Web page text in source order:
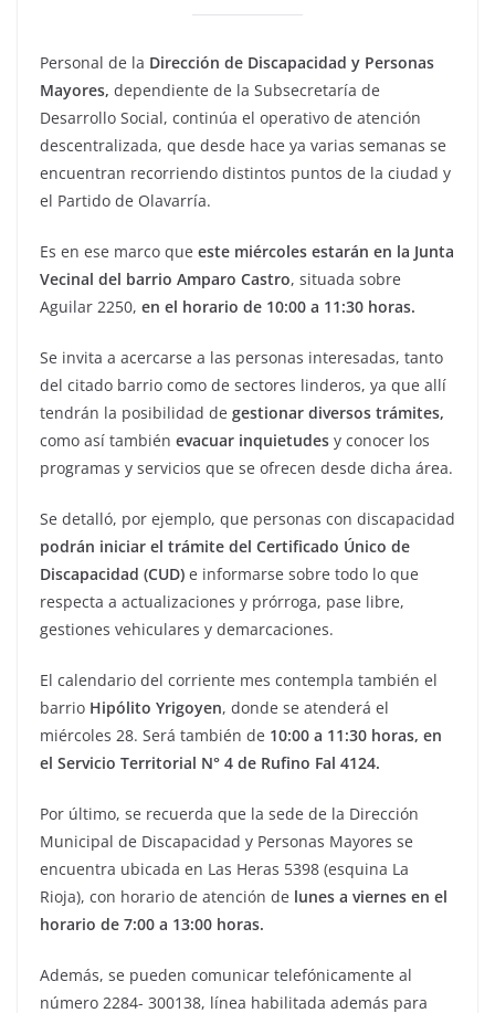
Personal de la Dirección de Discapacidad y Personas
Mayores, dependiente de la Subsecretaría de
Desarrollo Social, continúa el operativo de atención
descentralizada, que desde hace ya varias semanas se
encuentran recorriendo distintos puntos de la ciudad y
el Partido de Olavarría.
Es en ese marco que este miércoles estarán en la Junta
Vecinal del barrio Amparo Castro, situada sobre
Aguilar 2250, en el horario de 10:00 a 11:30 horas.
Se invita a acercarse a las personas interesadas, tanto
del citado barrio como de sectores linderos, ya que allí
tendrán la posibilidad de gestionar diversos trámites,
como así también evacuar inquietudes y conocer los
programas y servicios que se ofrecen desde dicha área.
Se detalló, por ejemplo, que personas con discapacidad
podrán iniciar el trámite del Certificado Único de
Discapacidad (CUD) e informarse sobre todo lo que
respecta a actualizaciones y prórroga, pase libre,
gestiones vehiculares y demarcaciones.
El calendario del corriente mes contempla también el
barrio Hipólito Yrigoyen, donde se atenderá el
miércoles 28. Será también de 10:00 a 11:30 horas, en
el Servicio Territorial N° 4 de Rufino Fal 4124.
Por último, se recuerda que la sede de la Dirección
Municipal de Discapacidad y Personas Mayores se
encuentra ubicada en Las Heras 5398 (esquina La
Rioja), con horario de atención de lunes a viernes en el
horario de 7:00 a 13:00 horas.
Además, se pueden comunicar telefónicamente al
número 2284- 300138, línea habilitada además para